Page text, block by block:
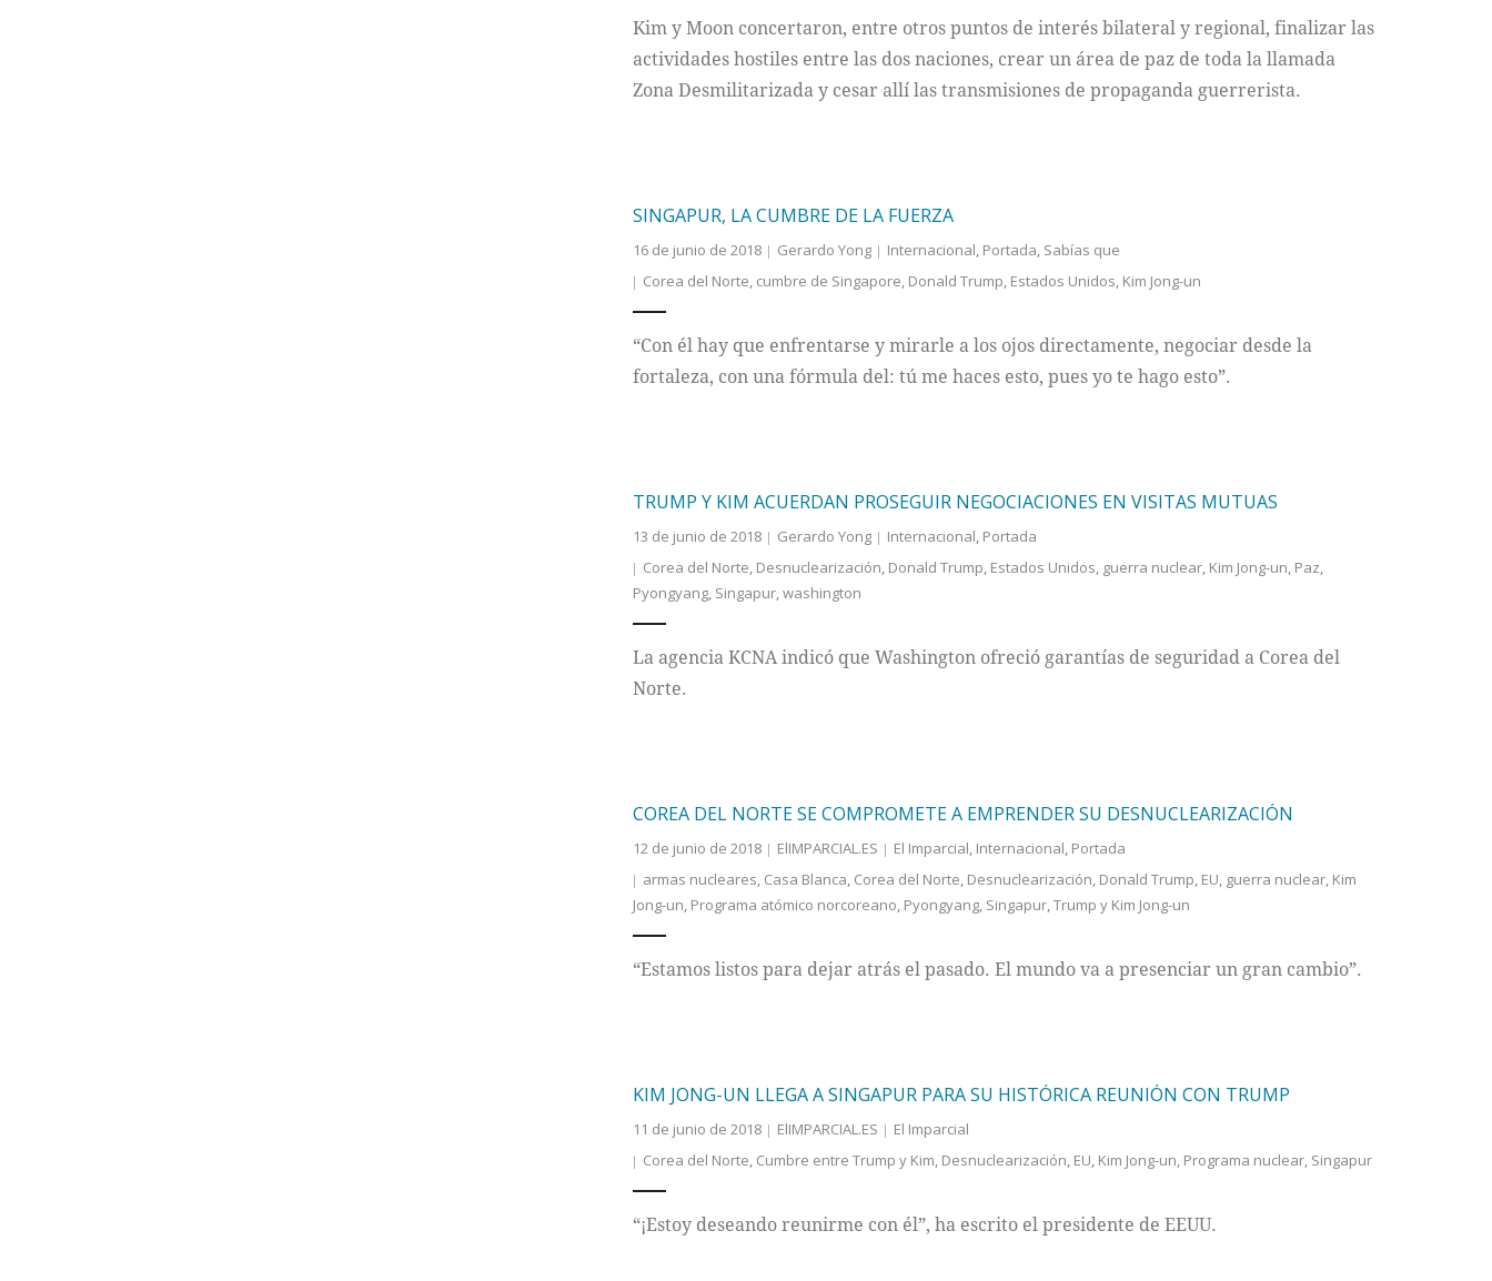
Kim y Moon concertaron, entre otros puntos de interés bilateral y regional, finalizar las
actividades hostiles entre las dos naciones, crear un área de paz de toda la llamada
Zona Desmilitarizada y cesar allí las transmisiones de propaganda guerrerista.
SINGAPUR, LA CUMBRE DE LA FUERZA
16 de junio de 2018 Gerardo Yong Internacional, Portada, Sabías que
Corea del Norte, cumbre de Singapore, Donald Trump, Estados Unidos, Kim Jong-un
“Con él hay que enfrentarse y mirarle a los ojos directamente, negociar desde la
fortaleza, con una fórmula del: tú me haces esto, pues yo te hago esto”.
TRUMP Y KIM ACUERDAN PROSEGUIR NEGOCIACIONES EN VISITAS MUTUAS
13 de junio de 2018 Gerardo Yong Internacional, Portada
Corea del Norte, Desnuclearización, Donald Trump, Estados Unidos, guerra nuclear, Kim Jong-un, Paz,
Pyongyang, Singapur,washington
La agencia KCNA indicó que Washington ofreció garantías de seguridad a Corea del
Norte.
COREA DEL NORTE SE COMPROMETE A EMPRENDER SU DESNUCLEARIZACIÓN
12 de junio de 2018 ElIMPARCIAL.ES El Imparcial, Internacional, Portada
armas nucleares, Casa Blanca, Corea del Norte, Desnuclearización, Donald Trump, EU, guerra nuclear, Kim
Jong-un, Programa atómico norcoreano, Pyongyang, Singapur,Trump y Kim Jong-un
“Estamos listos para dejar atrás el pasado. El mundo va a presenciar un gran cambio”.
KIM JONG-UN LLEGA A SINGAPUR PARA SU HISTÓRICA REUNIÓN CON TRUMP
11 de junio de 2018 ElIMPARCIAL.ES
El Imparcial
Corea del Norte, Cumbre entre Trump y Kim, Desnuclearización, EU, Kim Jong-un, Programa nuclear, Singapur
“¡Estoy deseando reunirme con él”, ha escrito el presidente de EEUU.